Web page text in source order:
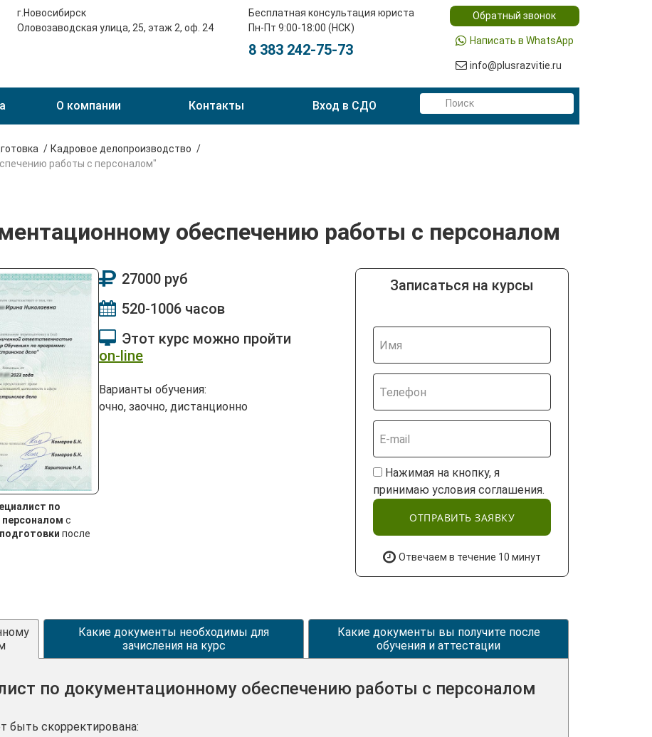
г.Новосибирск
Оловозаводская улица, 25, этаж 2, оф. 24
Бесплатная консультация юриста
Пн-Пт 9:00-18:00 (НСК)
8 383 242-75-73
Обратный звонок
Написать в WhatsApp
info@plusrazvitie.ru
О компании Контакты Вход в СДО
Кадровое делопроизводство
работы с персоналом"
обеспечению работы с персоналом
по
с
после
27000 руб
520-1006 часов
Этот курс можно пройти
on-line
Варианты обучения:
очно, заочно, дистанционно
Записаться на курсы
Нажимая на кнопку, я
принимаю условия соглашения.
ОТПРАВИТЬ ЗАЯВКУ
Отвечаем в течение 10 минут
Какие документы необходимы для
зачисления на курс
Какие документы вы получите после
обучения и аттестации
по документационному обеспечению работы с персоналом
быть скорректирована: